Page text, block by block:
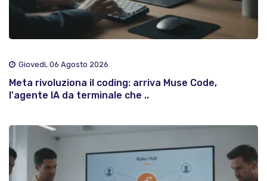
Giovedì, 06 Agosto 2026
Meta rivoluziona il coding: arriva Muse Code,
l'agente IA da terminale che ..